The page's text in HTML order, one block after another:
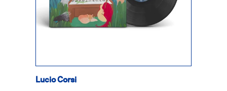
Lucio Corsi